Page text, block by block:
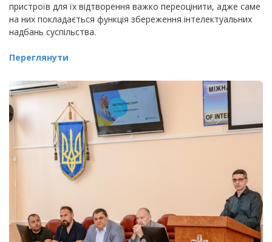
пристроїв для їх відтворення важко переоцінити, адже саме
на них покладається функція збереження інтелектуальних
надбань суспільства.
Переглянути